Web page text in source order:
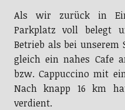
Als wir zurück in
Parkplatz voll belegt
Betrieb als bei
gleich ein nahes Cafe
bzw. Cappuccino mit
Nach knapp 16 km
verdient.